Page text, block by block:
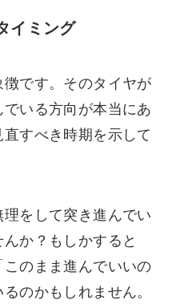
イミング
です。そのタイヤが
いる方向が本当にあ
すべき時期を示して
をして突き進んでい
か？もしかすると
のまま進んでいいの
のかもしれません。